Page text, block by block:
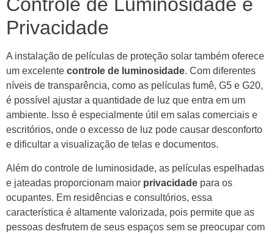
Controle de Luminosidade e
Privacidade
A instalação de películas de proteção solar também oferece
um excelente controle de luminosidade. Com diferentes
níveis de transparência, como as películas fumê, G5 e G20,
é possível ajustar a quantidade de luz que entra em um
ambiente. Isso é especialmente útil em salas comerciais e
escritórios, onde o excesso de luz pode causar desconforto
e dificultar a visualização de telas e documentos.
Além do controle de luminosidade, as películas espelhadas
e jateadas proporcionam maior privacidade para os
ocupantes. Em residências e consultórios, essa
característica é altamente valorizada, pois permite que as
pessoas desfrutem de seus espaços sem se preocupar com